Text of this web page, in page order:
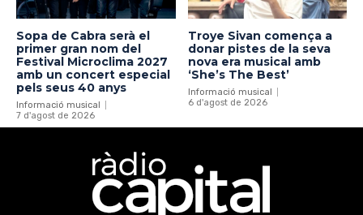
Sopa de Cabra serà el
primer gran nom del
Festival Microclima 2027
amb un concert especial
pels seus 40 anys
Informació musical
7 d'agost de 2026
Troye Sivan comença a
donar pistes de la seva
nova era musical amb
‘She’s The Best’
Informació musical
6 d'agost de 2026